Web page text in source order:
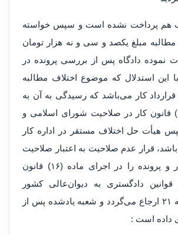
هم پرداخت نشده است و سپس خواسته
مبلغ یکصد و سی و نه هزار تومان
نموده دادگاه پس از بررسی پرو‌نده در
تاریخ ۱۲/۴/۱۳۷۴ با این استدلال که موضوع اختلاف مطالبه
کار می‌باشد که رسیدگی به آن به
موجب ماده (۱۵۷) قانون کار در صلاحیت شورای اسلامی و
هیأت حل اختلاف مستقر در اداره کار
قرار عدم صلاحیت به اعتبار صلاحیت
مرجع مزبور صادر و پرو‌نده را در اجرای ماده (۱۶) قانون
قوانین دادگستری به دیوان‌عالی کشور
ارسال که به شعبه ۲۱ ارجاع می‌گردد و شعبه یادشده پس از
داده است :